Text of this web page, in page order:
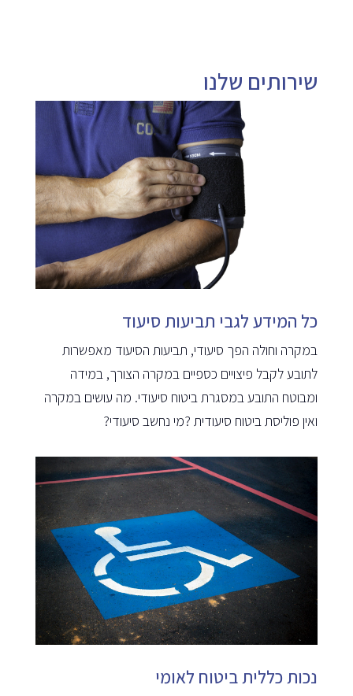
שירותים שלנו
כל המידע לגבי תביעות סיעוד
במקרה וחולה הפך סיעודי, תביעות הסיעוד מאפשרות
לתובע לקבל פיצויים כספיים במקרה הצורך, במידה
ומבוטח התובע במסגרת ביטוח סיעודי. מה עושים במקרה
ואין פוליסת ביטוח סיעודית ?מי נחשב סיעודי?
נכות כללית ביטוח לאומי